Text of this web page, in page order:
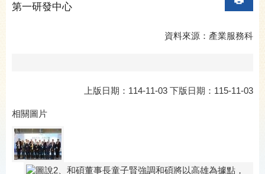
第一研發中心
資料來源：產業服務科
上版日期：114-11-03 下版日期：115-11-03
相關圖片